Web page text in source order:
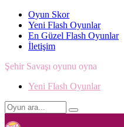
Oyun Skor
Yeni Flash Oyunlar
En Güzel Flash Oyunlar
İletişim
Şehir Savaşı oyunu oyna
Yeni Flash Oyunlar